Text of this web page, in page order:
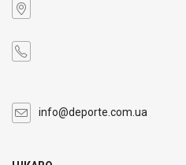
info@deporte.com.ua